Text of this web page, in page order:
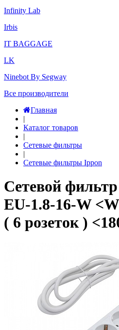
Infinity Lab
Irbis
IT BAGGAGE
LK
Ninebot By Segway
Все производители
Главная
|
Каталог товаров
|
Сетевые фильтры
|
Сетевые фильтры Ippon
Сетевой
EU-1.8-16-W
( 6 розеток )